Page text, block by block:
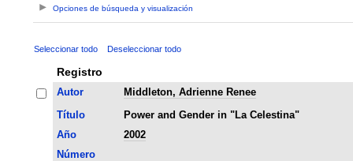
Opciones de búsqueda y visualización
Seleccionar todo Deseleccionar todo
Registro
Autor
Middleton, Adrienne Renee
Título
Power and Gender in "La Celestina"
Año
2002
Número